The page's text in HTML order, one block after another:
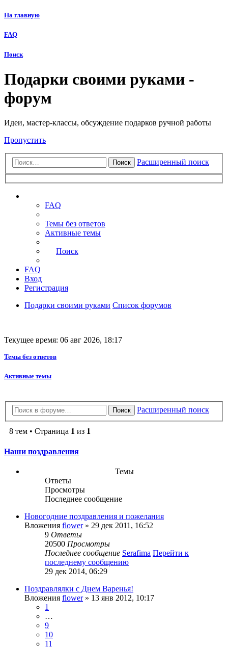
На главную
FAQ
Поиск
Подарки своими руками -
форум
Идеи, мастер-классы, обсуждение подарков ручной работы
Пропустить
Поиск Расширенный поиск
FAQ
Темы без ответов
Активные темы
Поиск
FAQ
Вход
Регистрация
Подарки своими руками Список форумов
Текущее время: 06 авг 2026, 18:17
Темы без ответов
Активные темы
Поиск Расширенный поиск
8 тем • Страница 1 из 1
Наши поздравления
Темы
Ответы
Просмотры
Последнее сообщение
Новогодние поздравления и пожелания
Вложения flower» 29 дек 2011, 16:52
9 Ответы
20500 Просмотры
Последнее сообщение Serafima Перейти к
последнему сообщению
29 дек 2014, 06:29
Поздравлялки с Днем Варенья!
Вложения flower» 13 янв 2012, 10:17
1
…
9
10
11